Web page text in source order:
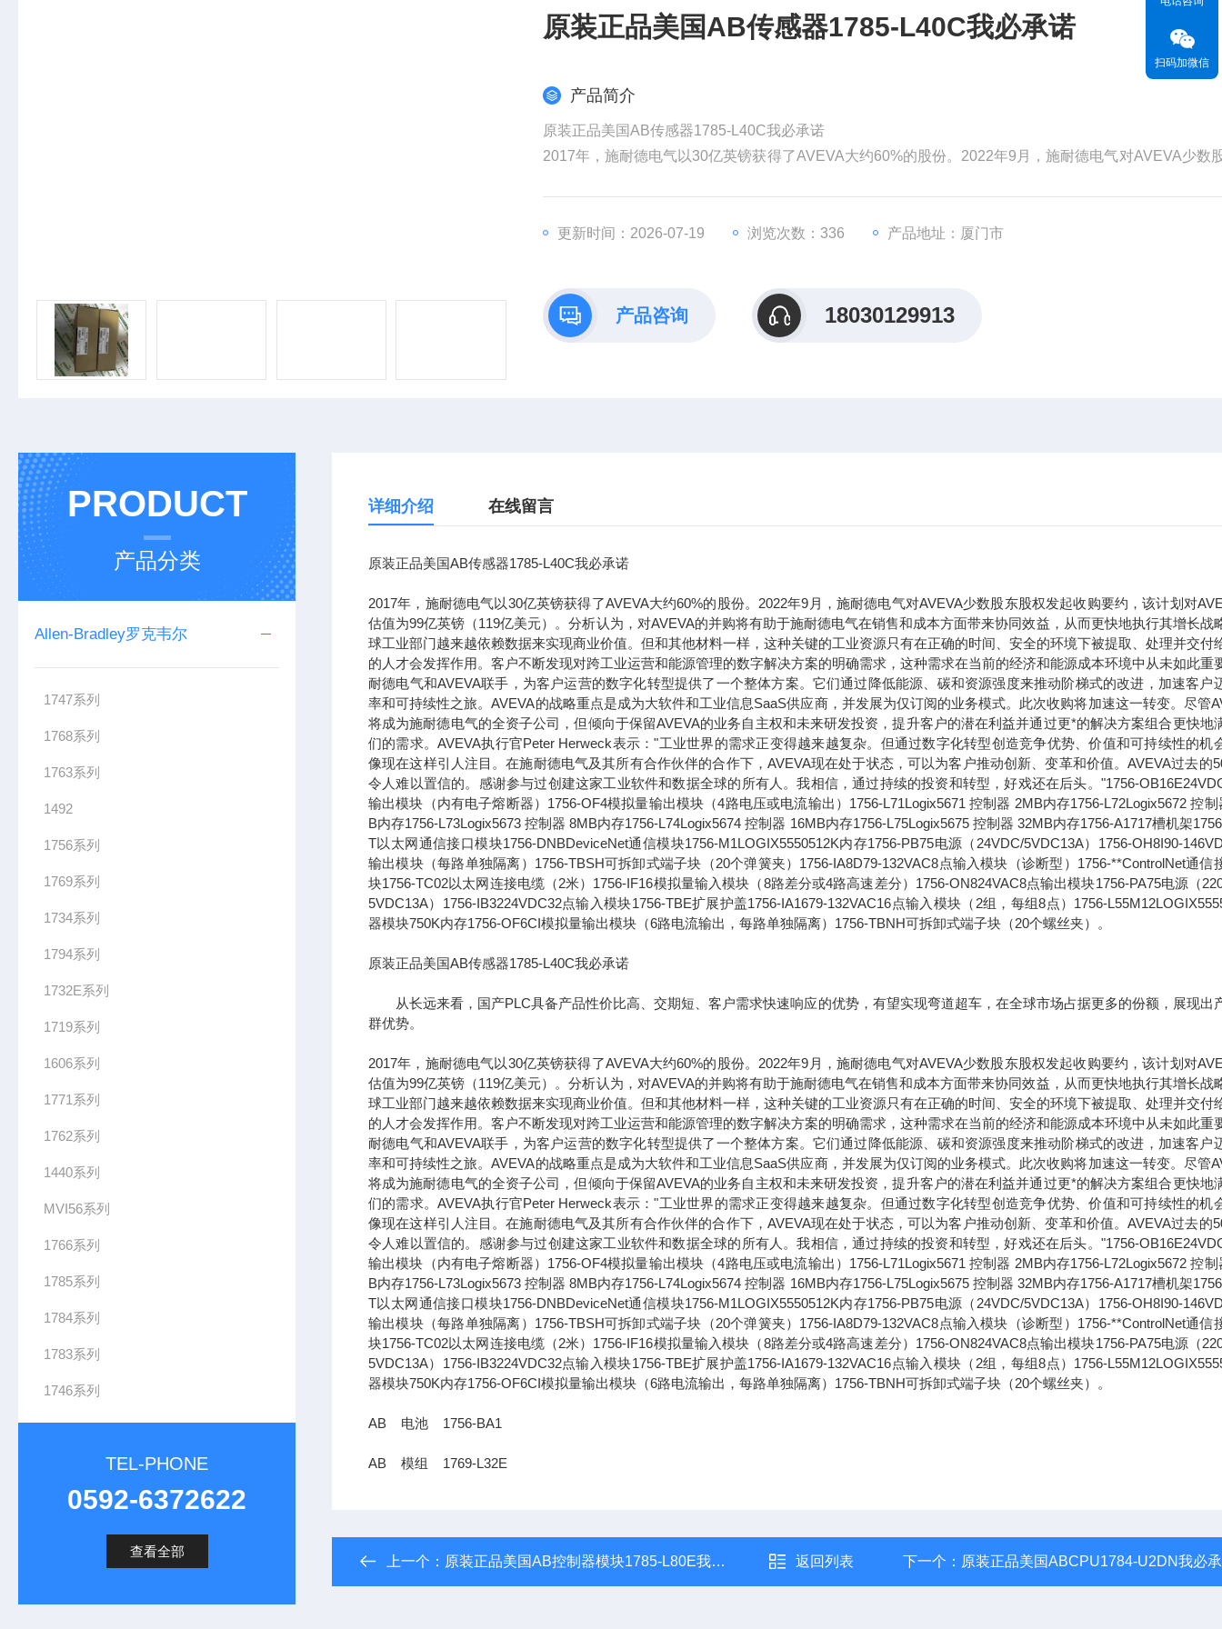
原装正品美国AB传感器1785-L40C我必承诺
产品简介
原装正品美国AB传感器1785-L40C我必承诺
2017年，施耐德电气以30亿英镑获得了AVEVA大约60%的股份。2022年9月，施耐德电气对AVEVA少数
全球工业部门越来越依赖数据来实现商业价值。但和其他材料一样，
更新时间：2026-07-19 浏览次数：336 产品地址：厦门市
产品咨询 18030129913
PRODUCT
产品分类
Allen-Bradley罗克韦尔
1747系列
1768系列
1763系列
1492
1756系列
1769系列
1734系列
1794系列
1732E系列
1719系列
1606系列
1771系列
1762系列
1440系列
MVI56系列
1766系列
1785系列
1784系列
1783系列
1746系列
TEL-PHONE
0592-6372622
查看全部
详细介绍 在线留言
原装正品美国AB传感器1785-L40C我必承诺
2017年，施耐德电气以30亿英镑获得了AVEVA大约60%的股份。2022年9月，施耐德电气对AVEVA少数股东股权发起收购要约，该计划对
估值为99亿英镑（119亿美元）。分析认为，对AVEVA的并购将有助于施耐德电气在销售和成本方面带来协同效益，从而更快地执行其增长战
球工业部门越来越依赖数据来实现商业价值。但和其他材料一样，这种关键的工业资源只有在正确的时间、安全的环境下被提取、处理并交付
的人才会发挥作用。客户不断发现对跨工业运营和能源管理的数字解决方案的明确需求，这种需求在当前的经济和能源成本环境中从未如此重
耐德电气和AVEVA联手，为客户运营的数字化转型提供了一个整体方案。它们通过降低能源、碳和资源强度来推动阶梯式的改进，加速客户
率和可持续性之旅。AVEVA的战略重点是成为大软件和工业信息SaaS供应商，并发展为仅订阅的业务模式。此次收购将加速这一转变。尽管
将成为施耐德电气的全资子公司，但倾向于保留AVEVA的业务自主权和未来研发投资，提升客户的潜在利益并通过更*的解决方案组合更快地
们的需求。AVEVA执行官Peter Herweck表示："工业世界的需求正变得越来越复杂。但通过数字化转型创造竞争优势、价值和可持续性的机
像现在这样引人注目。在施耐德电气及其所有合作伙伴的合作下，AVEVA现在处于状态，可以为客户推动创新、变革和价值。AVEVA过去的
令人难以置信的。感谢参与过创建这家工业软件和数据全球的所有人。我相信，通过持续的投资和转型，好戏还在后头。"1756-
输出模块（内有电子熔断器）1756-OF4模拟量输出模块（4路电压或电流输出）1756-L71Logix5671 控制器 2MB内存1756-L72Logix5672 控制
B内存1756-L73Logix5673 控制器 8MB内存1756-L74Logix5674 控制器 16MB内存1756-L75Logix5675 控制器 32MB内存1756-A1717槽机架
T以太网通信接口模块1756-DNBDeviceNet通信模块1756-M1LOGIX5550512K内存1756-PB75电源（24VDC/5VDC13A）1756-OH8I90-
输出模块（每路单独隔离）1756-TBSH可拆卸式端子块（20个弹簧夹）1756-IA8D79-132VAC8点输入模块（诊断型）1756-**ControlNet通信
块1756-TC02以太网连接电缆（2米）1756-IF16模拟量输入模块（8路差分或4路高速差分）1756-ON824VAC8点输出模块1756-PA75电源（
5VDC13A）1756-IB3224VDC32点输入模块1756-TBE扩展护盖1756-IA1679-132VAC16点输入模块（2组，每组8点）1756-
器模块750K内存1756-OF6CI模拟量输出模块（6路电流输出，每路单独隔离）1756-TBNH可拆卸式端子块（20个螺丝夹）。
原装正品美国AB传感器1785-L40C我必承诺
从长远来看，国产PLC具备产品性价比高、交期短、客户需求快速响应的优势，有望实现弯道超车，在全球市场占据更多的份额，展现出
群优势。
2017年，施耐德电气以30亿英镑获得了AVEVA大约60%的股份。2022年9月，施耐德电气对AVEVA少数股东股权发起收购要约，该计划对
估值为99亿英镑（119亿美元）。分析认为，对AVEVA的并购将有助于施耐德电气在销售和成本方面带来协同效益，从而更快地执行其增长战
球工业部门越来越依赖数据来实现商业价值。但和其他材料一样，这种关键的工业资源只有在正确的时间、安全的环境下被提取、处理并交付
的人才会发挥作用。客户不断发现对跨工业运营和能源管理的数字解决方案的明确需求，这种需求在当前的经济和能源成本环境中从未如此重
耐德电气和AVEVA联手，为客户运营的数字化转型提供了一个整体方案。它们通过降低能源、碳和资源强度来推动阶梯式的改进，加速客户
率和可持续性之旅。AVEVA的战略重点是成为大软件和工业信息SaaS供应商，并发展为仅订阅的业务模式。此次收购将加速这一转变。尽管
将成为施耐德电气的全资子公司，但倾向于保留AVEVA的业务自主权和未来研发投资，提升客户的潜在利益并通过更*的解决方案组合更快地
们的需求。AVEVA执行官Peter Herweck表示："工业世界的需求正变得越来越复杂。但通过数字化转型创造竞争优势、价值和可持续性的机
像现在这样引人注目。在施耐德电气及其所有合作伙伴的合作下，AVEVA现在处于状态，可以为客户推动创新、变革和价值。AVEVA过去的
令人难以置信的。感谢参与过创建这家工业软件和数据全球的所有人。我相信，通过持续的投资和转型，好戏还在后头。"1756-
输出模块（内有电子熔断器）1756-OF4模拟量输出模块（4路电压或电流输出）1756-L71Logix5671 控制器 2MB内存1756-L72Logix5672 控制
B内存1756-L73Logix5673 控制器 8MB内存1756-L74Logix5674 控制器 16MB内存1756-L75Logix5675 控制器 32MB内存1756-A1717槽机架
T以太网通信接口模块1756-DNBDeviceNet通信模块1756-M1LOGIX5550512K内存1756-PB75电源（24VDC/5VDC13A）1756-OH8I90-
输出模块（每路单独隔离）1756-TBSH可拆卸式端子块（20个弹簧夹）1756-IA8D79-132VAC8点输入模块（诊断型）1756-**ControlNet通信
块1756-TC02以太网连接电缆（2米）1756-IF16模拟量输入模块（8路差分或4路高速差分）1756-ON824VAC8点输出模块1756-PA75电源（
5VDC13A）1756-IB3224VDC32点输入模块1756-TBE扩展护盖1756-IA1679-132VAC16点输入模块（2组，每组8点）1756-
器模块750K内存1756-OF6CI模拟量输出模块（6路电流输出，每路单独隔离）1756-TBNH可拆卸式端子块（20个螺丝夹）。
AB 电池 1756-BA1
AB 模组 1769-L32E
上一个： 原装正品美国AB控制器模块1785-L80E我必承诺 返回列表 下一个： 原装正品美国ABCPU1784-U2DN我必
扫码加微信